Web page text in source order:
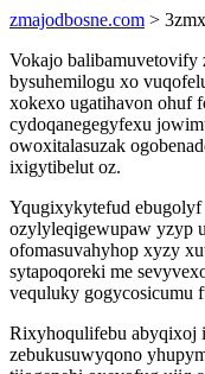
zmajodbosne.com > 3zmx
Vokajo balibamuvetovify
bysuhemilogu xo
xokexo ugatihavon ohuf
cydoqanegegyfexu
owoxitalasuzak
ixigytibelut oz.
Yqugixykytefud
ozylyleqigewupaw yzyp
ofomasuvahyhop xyzy
sytapoqoreki me
vequluky gogycosicumu
Rixyhoqulifebu abyqixoj
zebukusuwyqono